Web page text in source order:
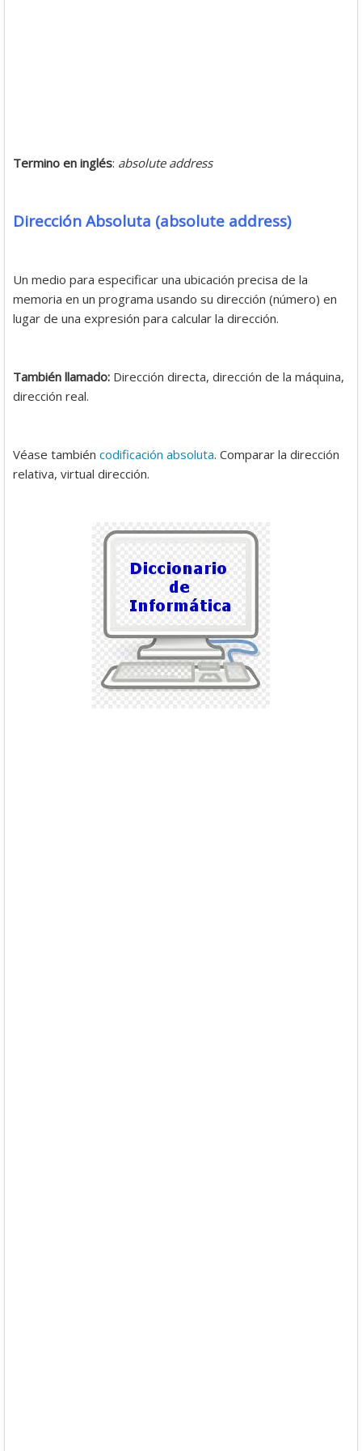
Termino en inglés: absolute address
Dirección Absoluta (absolute address)
Un medio para especificar una ubicación precisa de la
memoria en un programa usando su dirección (número) en
lugar de una expresión para calcular la dirección.
También llamado: Dirección directa, dirección de la máquina,
dirección real.
Véase también codificación absoluta. Comparar la dirección
relativa, virtual dirección.